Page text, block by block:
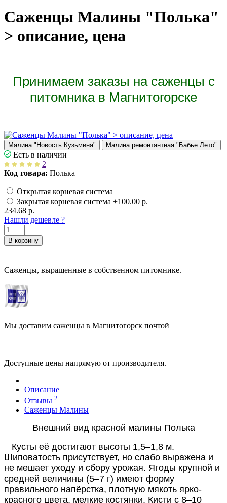
Саженцы Малины "Полька"
> описание, цена
Принимаем заказы на саженцы с
питомника в Магнитогорске
Малина "Новость Кузьмина" Малина ремонтантная "Бабье Лето"
Есть в наличии
2
Код товара: Полька
Открытая корневая система
Закрытая корневая система +100.00 р.
234.68 р.
Нашли дешевле ?
В корзину
Саженцы, выращенные в собственном питомнике.
Мы доставим саженцы в Магнитогорск почтой
Доступные цены напрямую от производителя.
Описание
Отзывы 2
Саженцы Малины
Внешний вид красной малины Полька
Кусты её достигают высоты 1,5–1,8 м.
Шиповатость присутствует, но слабо выражена и
не мешает уходу и сбору урожая. Ягоды крупной и
средней величины (5–7 г) имеют форму
правильного напёрстка, плотную мякоть ярко-
красного цвета, мелкие костянки. Кисти с 8–10